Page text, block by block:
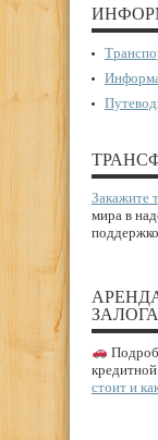
Закажите
мира в
ЗАЛОГА
стоит и